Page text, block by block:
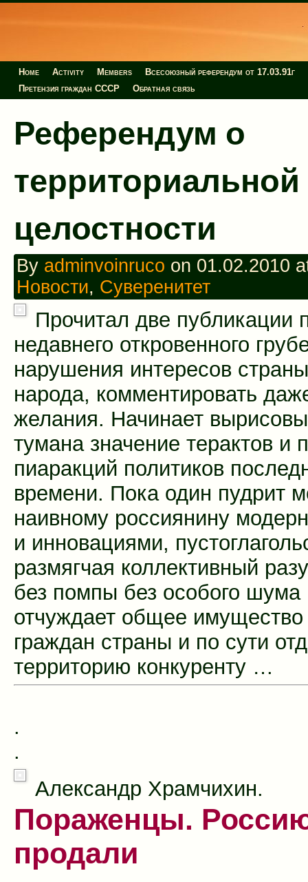
Home Activity Members Всесоюзный референдум от 17.03.91г
Претензия граждан СССР
Обратная связь
Референдум о
территориальной
целостности
By adminvoinruco on 01.02.2010
Новости, Суверенитет
Прочитал две публикации
недавнего откровенного
нарушения интересов
народа, комментировать
желания. Начинает
тумана значение терактов
пиаракций политиков
времени. Пока один пудрит
наивному россиянину
и инновациями,
размягчая коллективный
без помпы без особого шума
отчуждает общее имущество
граждан страны и по сути
территорию конкуренту …
.
.
Александр Храмчихин.
Пораженцы.
продали